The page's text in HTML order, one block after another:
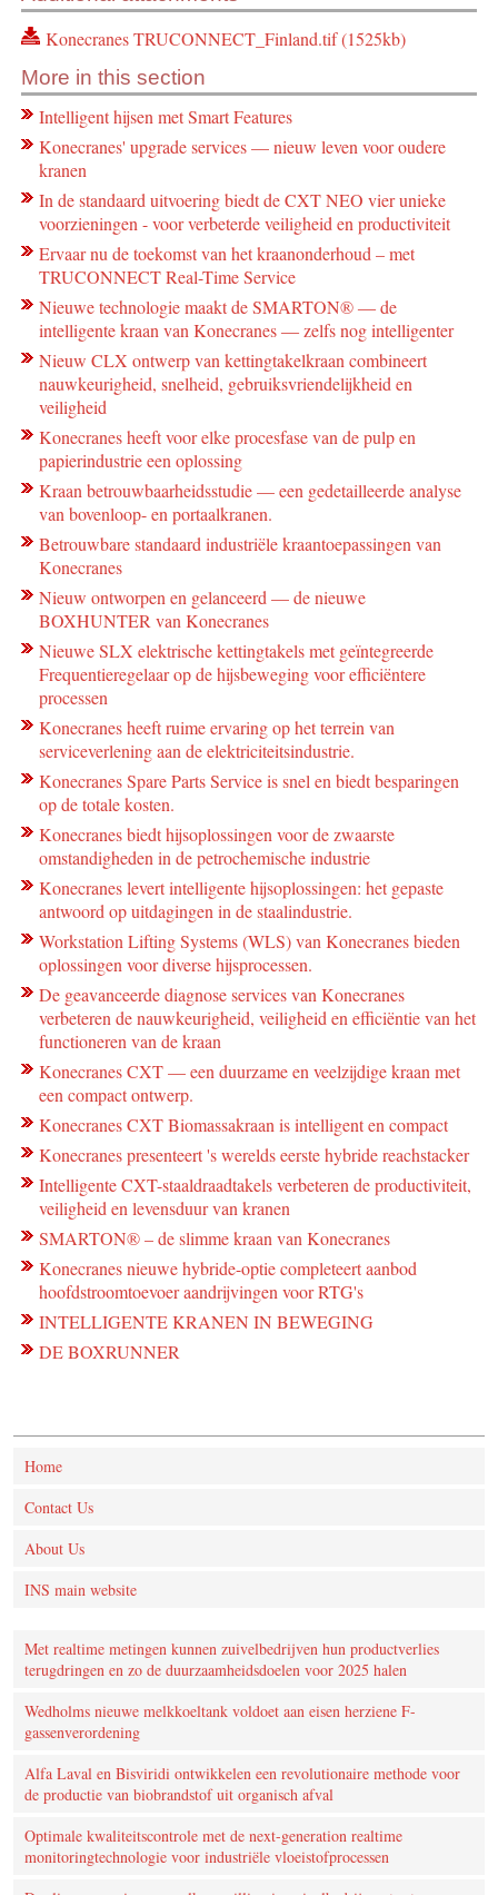
Konecranes TRUCONNECT_Finland.tif (1525kb)
More in this section
Intelligent hijsen met Smart Features
Konecranes' upgrade services — nieuw leven voor oudere
kranen
In de standaard uitvoering biedt de CXT NEO vier unieke
voorzieningen - voor verbeterde veiligheid en productiviteit
Ervaar nu de toekomst van het kraanonderhoud – met
TRUCONNECT Real-Time Service
Nieuwe technologie maakt de SMARTON® ― de
intelligente kraan van Konecranes ― zelfs nog intelligenter
Nieuw CLX ontwerp van kettingtakelkraan combineert
nauwkeurigheid, snelheid, gebruiksvriendelijkheid en
veiligheid
Konecranes heeft voor elke procesfase van de pulp en
papierindustrie een oplossing
Kraan betrouwbaarheidsstudie — een gedetailleerde analyse
van bovenloop- en portaalkranen.
Betrouwbare standaard industriële kraantoepassingen van
Konecranes
Nieuw ontworpen en gelanceerd — de nieuwe
BOXHUNTER van Konecranes
Nieuwe SLX elektrische kettingtakels met geïntegreerde
Frequentieregelaar op de hijsbeweging voor efficiëntere
processen
Konecranes heeft ruime ervaring op het terrein van
serviceverlening aan de elektriciteitsindustrie.
Konecranes Spare Parts Service is snel en biedt besparingen
op de totale kosten.
Konecranes biedt hijsoplossingen voor de zwaarste
omstandigheden in de petrochemische industrie
Konecranes levert intelligente hijsoplossingen: het gepaste
antwoord op uitdagingen in de staalindustrie.
Workstation Lifting Systems (WLS) van Konecranes bieden
oplossingen voor diverse hijsprocessen.
De geavanceerde diagnose services van Konecranes
verbeteren de nauwkeurigheid, veiligheid en efficiëntie van het
functioneren van de kraan
Konecranes CXT — een duurzame en veelzijdige kraan met
een compact ontwerp.
Konecranes CXT Biomassakraan is intelligent en compact
Konecranes presenteert 's werelds eerste hybride reachstacker
Intelligente CXT-staaldraadtakels verbeteren de productiviteit,
veiligheid en levensduur van kranen
SMARTON® – de slimme kraan van Konecranes
Konecranes nieuwe hybride-optie completeert aanbod
hoofdstroomtoevoer aandrijvingen voor RTG's
INTELLIGENTE KRANEN IN BEWEGING
DE BOXRUNNER
Home
Contact Us
About Us
INS main website
Met realtime metingen kunnen zuivelbedrijven hun productverlies
terugdringen en zo de duurzaamheidsdoelen voor 2025 halen
Wedholms nieuwe melkkoeltank voldoet aan eisen herziene F-
gassenverordening
Alfa Laval en Bisviridi ontwikkelen een revolutionaire methode voor
de productie van biobrandstof uit organisch afval
Optimale kwaliteitscontrole met de next-generation realtime
monitoringtechnologie voor industriële vloeistofprocessen